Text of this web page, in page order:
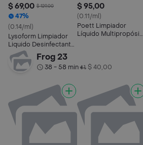
$ 69,00 $ 129,00
47%
(0.14/ml)
Lysoform Limpiador
Liquido Desinfectante
Citrica
$ 95,00
(0.11/ml)
Poett Limpiador
Líquido Multipropósito
Frog 23
38 - 58 min• $ 40,00